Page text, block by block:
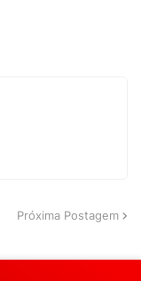
Próxima Postagem